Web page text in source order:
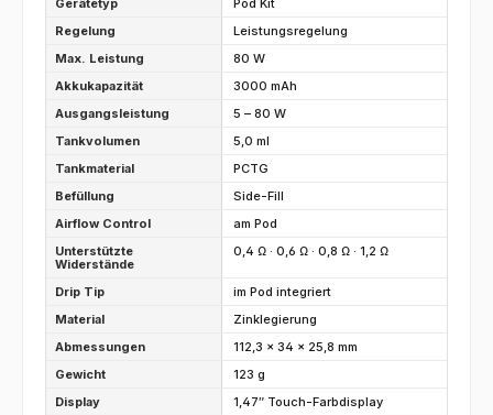
Regelung
Leistungsregelung
Max. Leistung
80 W
Akkukapazität
3000 mAh
Ausgangsleistung
5 – 80 W
Tankvolumen
5,0 ml
Tankmaterial
PCTG
Befüllung
Side-Fill
Airflow Control
am Pod
Unterstützte
Widerstände
0,4 Ω · 0,6 Ω · 0,8 Ω · 1,2 Ω
Drip Tip
im Pod integriert
Material
Zinklegierung
Abmessungen
112,3 × 34 × 25,8 mm
Gewicht
123 g
Display
1,47″ Touch-Farbdisplay